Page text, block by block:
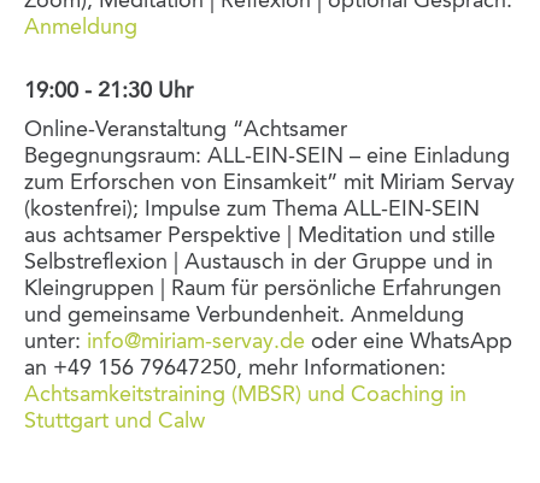
Anmeldung
19:00 - 21:30 Uhr
Online-Veranstaltung “Achtsamer
Begegnungsraum: ALL-EIN-SEIN – eine Einladung
zum Erforschen von Einsamkeit” mit Miriam Servay
(kostenfrei); Impulse zum Thema ALL-EIN-SEIN
aus achtsamer Perspektive | Meditation und stille
Selbstreflexion | Austausch in der Gruppe und in
Kleingruppen | Raum für persönliche Erfahrungen
und gemeinsame Verbundenheit. Anmeldung
unter: info@miriam-servay.de oder eine WhatsApp
an +49 156 79647250, mehr Informationen:
Achtsamkeitstraining (MBSR) und Coaching in
Stuttgart und Calw